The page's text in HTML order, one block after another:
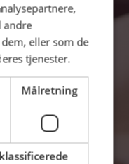
i dag og glæd dig
for
er i højsædet.
09:00 - 18:00
andre
eller som de
tjenester.
Målretning